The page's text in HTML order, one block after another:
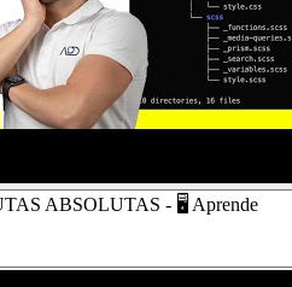
ABSOLUTAS - 🖥️ Aprende